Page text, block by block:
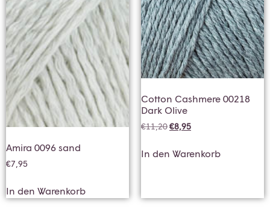
Amira 0096 sand
€7,95
In den Warenkorb
Cotton Cashmere 00218
Dark Olive
€11,20€8,95
In den Warenkorb